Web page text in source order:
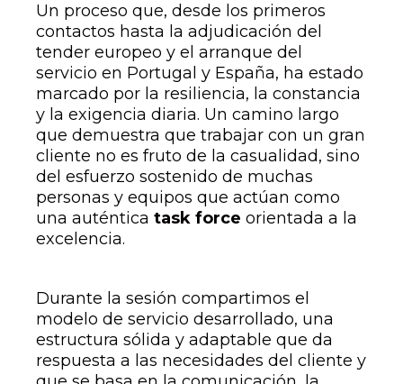
Un proceso que, desde los primeros
contactos hasta la adjudicación del
tender europeo y el arranque del
servicio en Portugal y España, ha estado
marcado por la resiliencia, la constancia
y la exigencia diaria. Un camino largo
que demuestra que trabajar con un gran
cliente no es fruto de la casualidad, sino
del esfuerzo sostenido de muchas
personas y equipos que actúan como
una auténticatask force orientada a la
excelencia.
Durante la sesión compartimos el
modelo de servicio desarrollado, una
estructura sólida y adaptable que da
respuesta a las necesidades del cliente y